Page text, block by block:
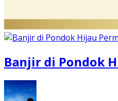
Banjir di Pondok